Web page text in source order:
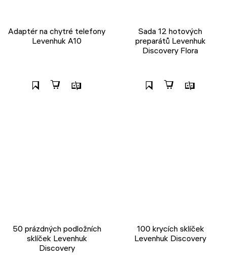
Adaptér na chytré telefony
Levenhuk A10
Sada 12 hotových
preparátů Levenhuk
Discovery Flora
50 prázdných podložních
sklíček Levenhuk
Discovery
100 krycích sklíček
Levenhuk Discovery